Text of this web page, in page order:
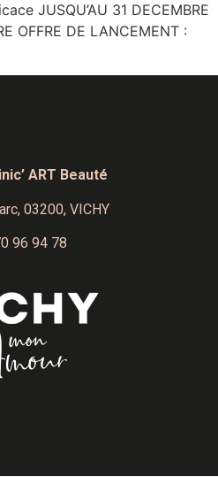
JUSQU’AU 31 DECEMBRE
OFFRE DE LANCEMENT :
ART Beauté
03200, VICHY
96 94 78